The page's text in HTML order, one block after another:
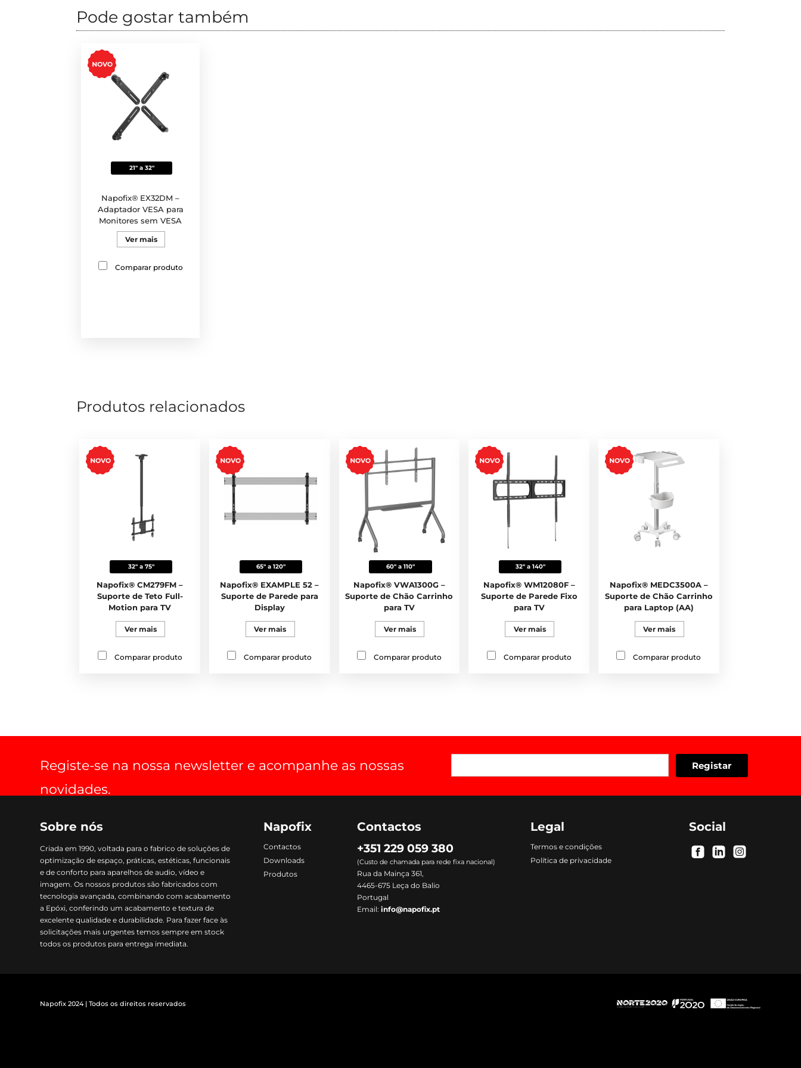
Pode gostar também
21" a 32"
Napofix® EX32DM –
Adaptador VESA para
Monitores sem VESA
Ver mais
Comparar produto
Produtos relacionados
32" a 75"
Napofix® CM279FM –
Suporte de Teto Full-
Motion para TV
Ver mais
Comparar produto
65" a 120"
Napofix® EXAMPLE 52 –
Suporte de Parede para
Display
Ver mais
Comparar produto
60" a 110"
Napofix® VWA1300G –
Suporte de Chão Carrinho
para TV
Ver mais
Comparar produto
32" a 140"
Napofix® WM12080F –
Suporte de Parede Fixo
para TV
Ver mais
Comparar produto
Napofix® MEDC3500A –
Suporte de Chão Carrinho
para Laptop (AA)
Ver mais
Comparar produto
Registe-se na nossa newsletter e acompanhe as nossas
novidades.
Sobre nós
Criada em 1990, voltada para o fabrico de soluções de
optimização de espaço, práticas, estéticas, funcionais
e de conforto para aparelhos de audio, vídeo e
imagem. Os nossos produtos são fabricados com
tecnologia avançada, combinando com acabamento
a Epóxi, conferindo um acabamento e textura de
excelente qualidade e durabilidade. Para fazer face às
solicitações mais urgentes temos sempre em stock
todos os produtos para entrega imediata.
Napofix
Contactos
Downloads
Produtos
Contactos
+351 229 059 380
(Custo de chamada para rede fixa nacional)
Rua da Mainça 361,
4465-675 Leça do Balio
Portugal
Email:info@napofix.pt
Legal
Termos e condições
Política de privacidade
Social
Napofix 2024 | Todos os direitos reservados